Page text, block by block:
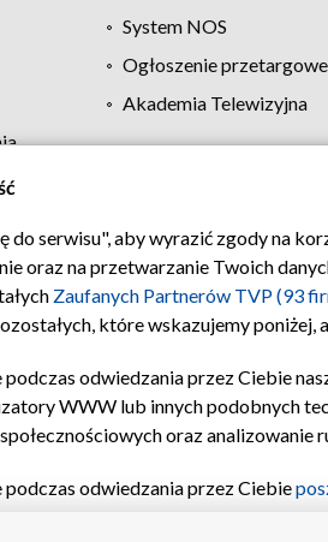
System NOS
Ogłoszenie przetargowe
Akademia Telewizyjna
Regulamin TVP Polityka
serwisu", aby wyrazić zgody na
oraz na przetwarzanie Twoich
Zaufanych Partnerów TVP (93
które wskazujemy
odwiedzania przez Ciebie
WWW lub innych podobnych
oraz analizowanie
odwiedzania przez Ciebie